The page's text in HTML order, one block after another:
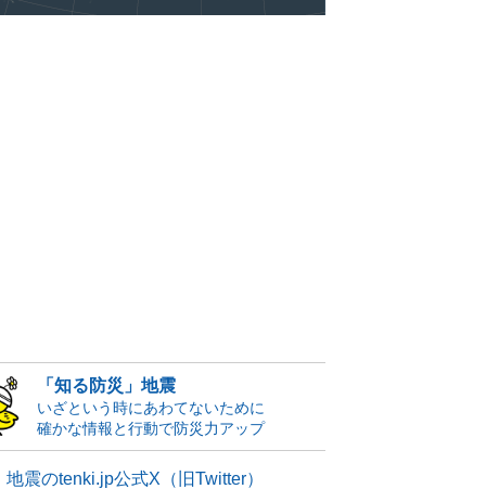
「知る防災」地震
いざという時にあわてないために
確かな情報と行動で防災力アップ
地震のtenki.jp公式X（旧Twitter）